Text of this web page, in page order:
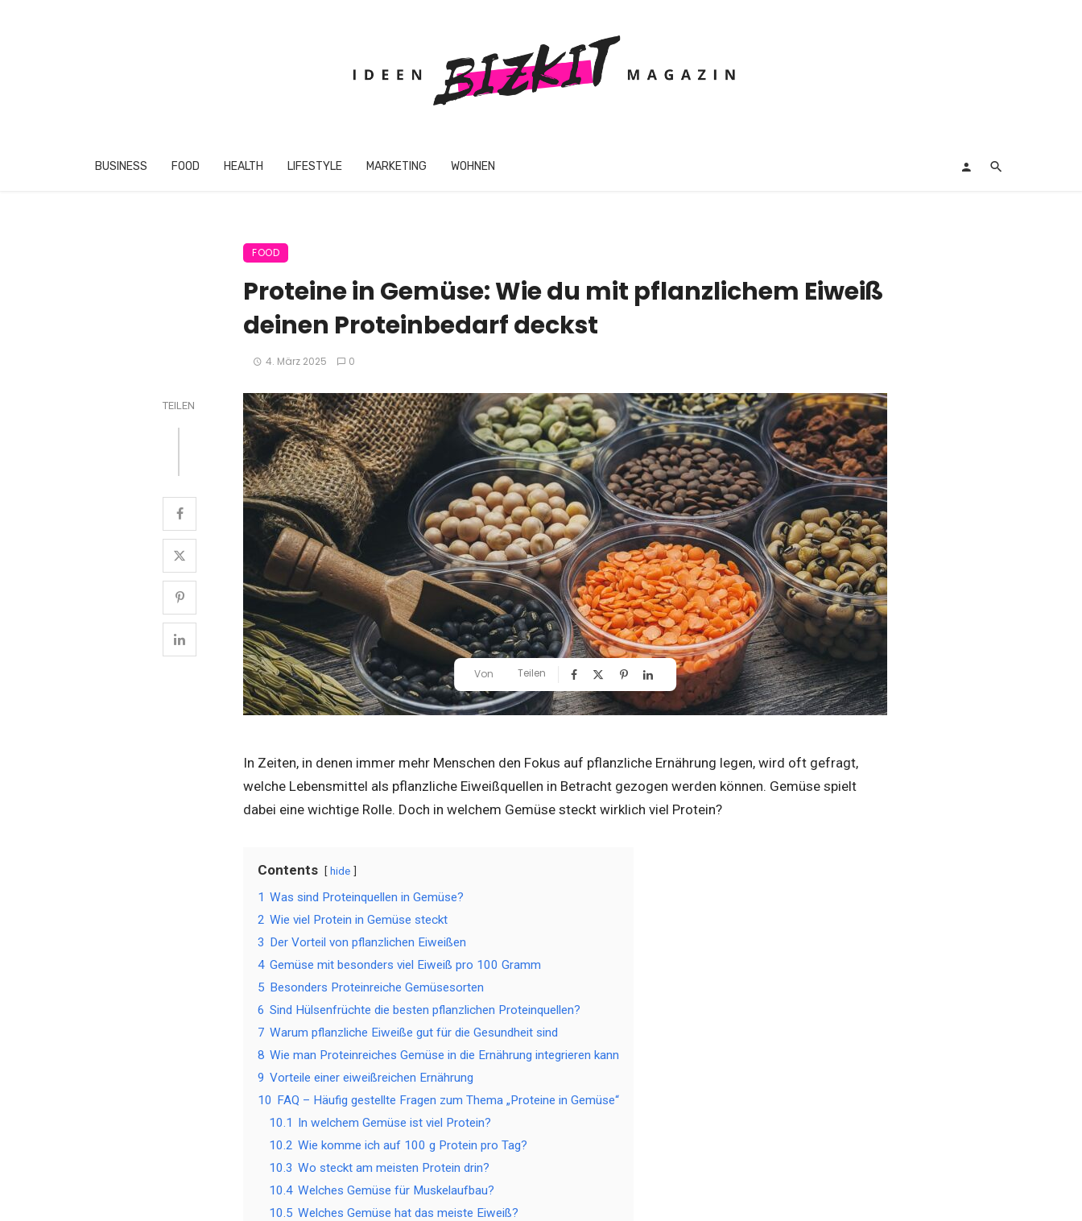
BUSINESS FOOD HEALTH LIFESTYLE MARKETING WOHNEN
FOOD
Proteine in Gemüse: Wie du mit pflanzlichem Eiweiß
deinen Proteinbedarf deckst
4. März 2025 0
TEILEN
Von Teilen
In Zeiten, in denen immer mehr Menschen den Fokus auf pflanzliche Ernährung legen, wird oft gefragt,
welche Lebensmittel als pflanzliche Eiweißquellen in Betracht gezogen werden können. Gemüse spielt
dabei eine wichtige Rolle. Doch in welchem Gemüse steckt wirklich viel Protein?
Contents hide
1 Was sind Proteinquellen in Gemüse?
2 Wie viel Protein in Gemüse steckt
3 Der Vorteil von pflanzlichen Eiweißen
4 Gemüse mit besonders viel Eiweiß pro 100 Gramm
5 Besonders Proteinreiche Gemüsesorten
6 Sind Hülsenfrüchte die besten pflanzlichen Proteinquellen?
7 Warum pflanzliche Eiweiße gut für die Gesundheit sind
8 Wie man Proteinreiches Gemüse in die Ernährung integrieren kann
9 Vorteile einer eiweißreichen Ernährung
10 FAQ – Häufig gestellte Fragen zum Thema „Proteine in Gemüse“
10.1 In welchem Gemüse ist viel Protein?
10.2 Wie komme ich auf 100 g Protein pro Tag?
10.3 Wo steckt am meisten Protein drin?
10.4 Welches Gemüse für Muskelaufbau?
10.5 Welches Gemüse hat das meiste Eiweiß?